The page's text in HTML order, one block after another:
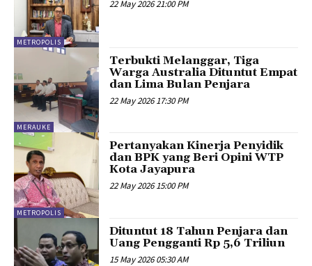
METROPOLIS
22 May 2026 21:00 PM
MERAUKE
Terbukti Melanggar, Tiga
Warga Australia Dituntut Empat
dan Lima Bulan Penjara
22 May 2026 17:30 PM
METROPOLIS
Pertanyakan Kinerja Penyidik
dan BPK yang Beri Opini WTP
Kota Jayapura
22 May 2026 15:00 PM
Dituntut 18 Tahun Penjara dan
Uang Pengganti Rp 5,6 Triliun
15 May 2026 05:30 AM